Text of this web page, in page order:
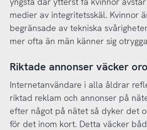
medier av integritetsskäl. Kvinnor
begränsade av tekniska
mer ofta än män känner sig
Riktade annonser väcker oro
Internetanvändare i alla åldrar
riktad reklam och annonser på
efter något på nätet så dyker det
för det inom kort. Detta väcker